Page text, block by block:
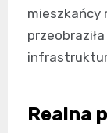
mieszkańcy
Realna